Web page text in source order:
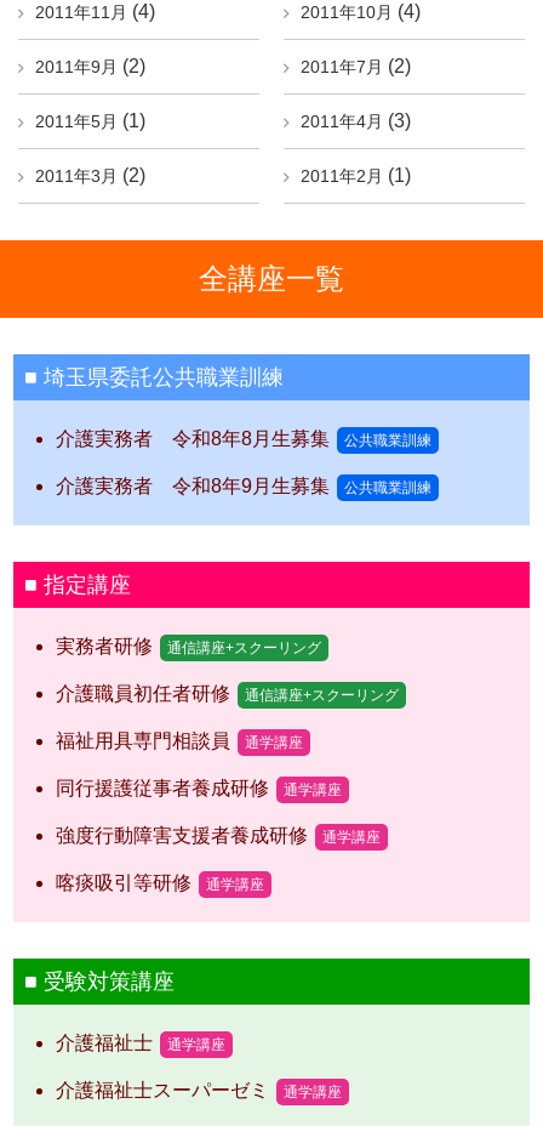
2011年11月 (4) 2011年10月 (4)
2011年9月 (2) 2011年7月 (2)
2011年5月 (1) 2011年4月 (3)
2011年3月 (2) 2011年2月 (1)
全講座一覧
埼玉県委託公共職業訓練
介護実務者 令和8年8月生募集 公共職業訓練
介護実務者 令和8年9月生募集 公共職業訓練
指定講座
実務者研修 通信講座+スクーリング
介護職員初任者研修 通信講座+スクーリング
福祉用具専門相談員 通学講座
同行援護従事者養成研修 通学講座
強度行動障害支援者養成研修 通学講座
喀痰吸引等研修 通学講座
受験対策講座
介護福祉士 通学講座
介護福祉士スーパーゼミ 通学講座